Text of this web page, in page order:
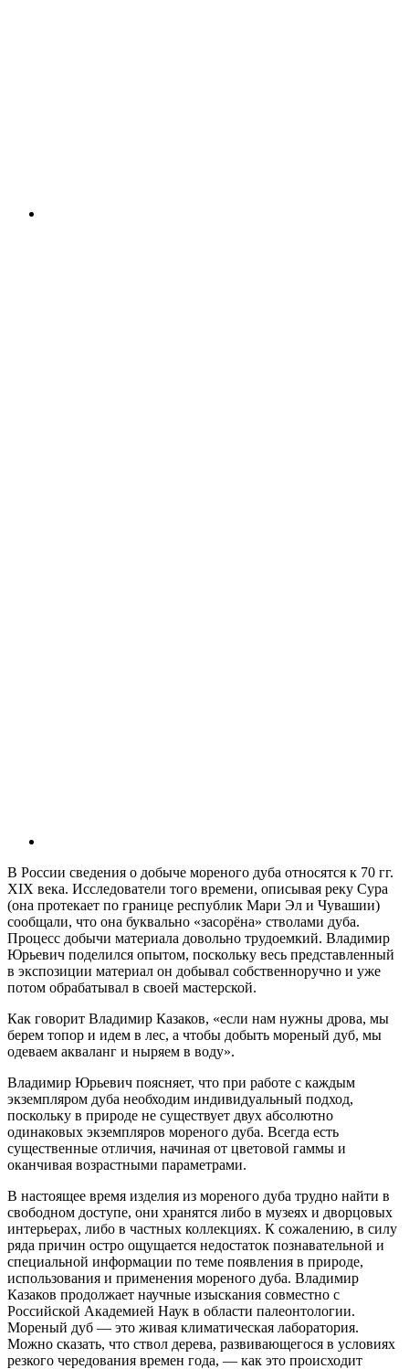
В России сведения о добыче мореного дуба относятся к 70 гг.
XIX века. Исследователи того времени, описывая реку Сура
(она протекает по границе республик Мари Эл и Чувашии)
сообщали, что она буквально «засорёна» стволами дуба.
Процесс добычи материала довольно трудоемкий. Владимир
Юрьевич поделился опытом, поскольку весь представленный
в экспозиции материал он добывал собственноручно и уже
потом обрабатывал в своей мастерской.
Как говорит Владимир Казаков, «если нам нужны дрова, мы
берем топор и идем в лес, а чтобы добыть мореный дуб, мы
одеваем акваланг и ныряем в воду».
Владимир Юрьевич поясняет, что при работе с каждым
экземпляром дуба необходим индивидуальный подход,
поскольку в природе не существует двух абсолютно
одинаковых экземпляров мореного дуба. Всегда есть
существенные отличия, начиная от цветовой гаммы и
оканчивая возрастными параметрами.
В настоящее время изделия из мореного дуба трудно найти в
свободном доступе, они хранятся либо в музеях и дворцовых
интерьерах, либо в частных коллекциях. К сожалению, в силу
ряда причин остро ощущается недостаток познавательной и
специальной информации по теме появления в природе,
использования и применения мореного дуба. Владимир
Казаков продолжает научные изыскания совместно с
Российской Академией Наук в области палеонтологии.
Мореный дуб — это живая климатическая лаборатория.
Можно сказать, что ствол дерева, развивающегося в условиях
резкого чередования времен года, — как это происходит